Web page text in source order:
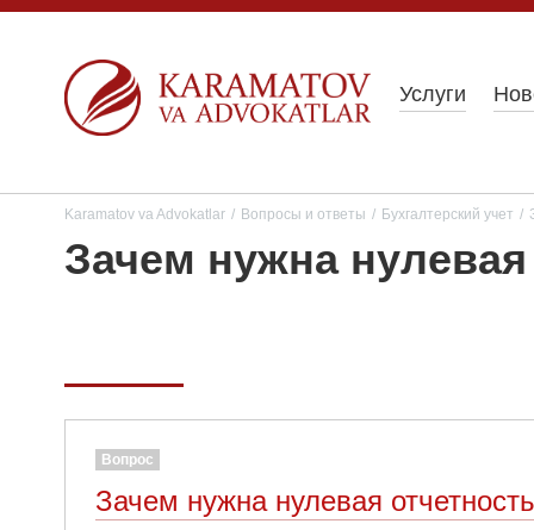
Услуги
Karamatov va Advokatlar / Вопросы и ответы / Бухгалтерский учет /
Зачем нужна нулевая
Вопрос
Зачем нужна нулевая